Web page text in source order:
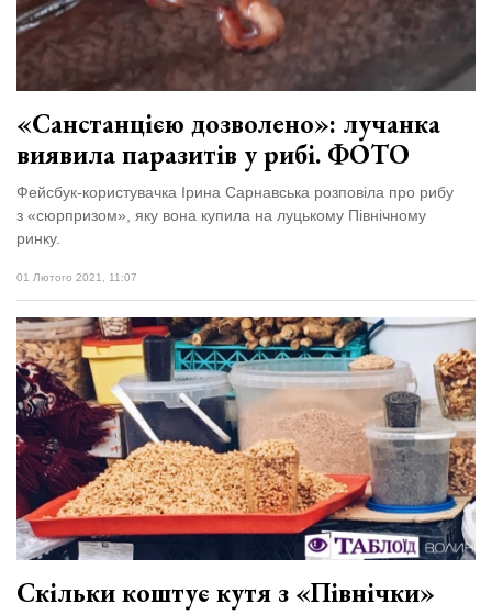
залишив у
Луцьку
27 Липня 2026
730 переглядів
Персона
Лайф
Афіша
Контакти
Політика конфіденційності
«Санстанцією дозволено»: лучанка
виявила паразитів у рибі. ФОТО
Фейсбук-користувачка Ірина Сарнавська розповіла про рибу
з «сюрпризом», яку вона купила на луцькому Північному
ринку.
01 Лютого 2021, 11:07
Скільки коштує кутя з «Північки»